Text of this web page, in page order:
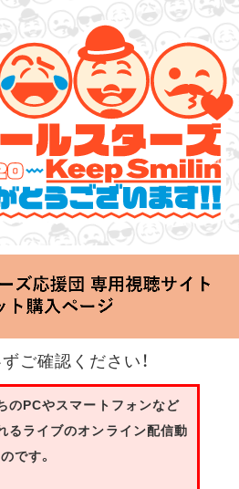
イブ 2020
がとうございます!!～」
at 横浜アリーナ
ご確認ください！
のPCやスマートフォンなど
るライブのオンライン配信動
です。